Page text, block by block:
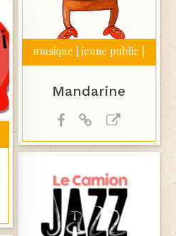
musique | jeune public |
Mandarine